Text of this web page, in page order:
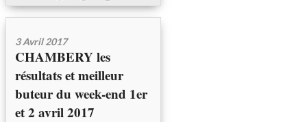
3 Avril 2017
CHAMBERY les
résultats et meilleur
buteur du week-end 1er
et 2 avril 2017